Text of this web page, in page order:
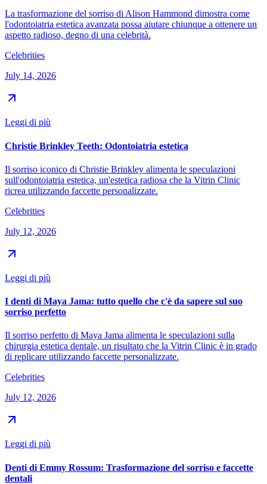
La trasformazione del sorriso di Alison Hammond dimostra come
l'odontoiatria estetica avanzata possa aiutare chiunque a ottenere un
aspetto radioso, degno di una celebrità.
Celebrities
July 14, 2026
Leggi di più
Christie Brinkley Teeth: Odontoiatria estetica
Il sorriso iconico di Christie Brinkley alimenta le speculazioni
sull'odontoiatria estetica, un'estetica radiosa che la Vitrin Clinic
ricrea utilizzando faccette personalizzate.
Celebrities
July 12, 2026
Leggi di più
I denti di Maya Jama: tutto quello che c'è da sapere sul suo
sorriso perfetto
Il sorriso perfetto di Maya Jama alimenta le speculazioni sulla
chirurgia estetica dentale, un risultato che la Vitrin Clinic è in grado
di replicare utilizzando faccette personalizzate.
Celebrities
July 12, 2026
Leggi di più
Denti di Emmy Rossum: Trasformazione del sorriso e faccette
dentali